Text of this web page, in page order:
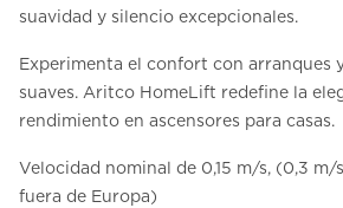
suavidad y silencio excepcionales.
Experimenta el confort con arranques
suaves. Aritco HomeLift redefine la
rendimiento en ascensores para casas.
Velocidad nominal de 0,15 m/s, (0,3 m/
fuera de Europa)